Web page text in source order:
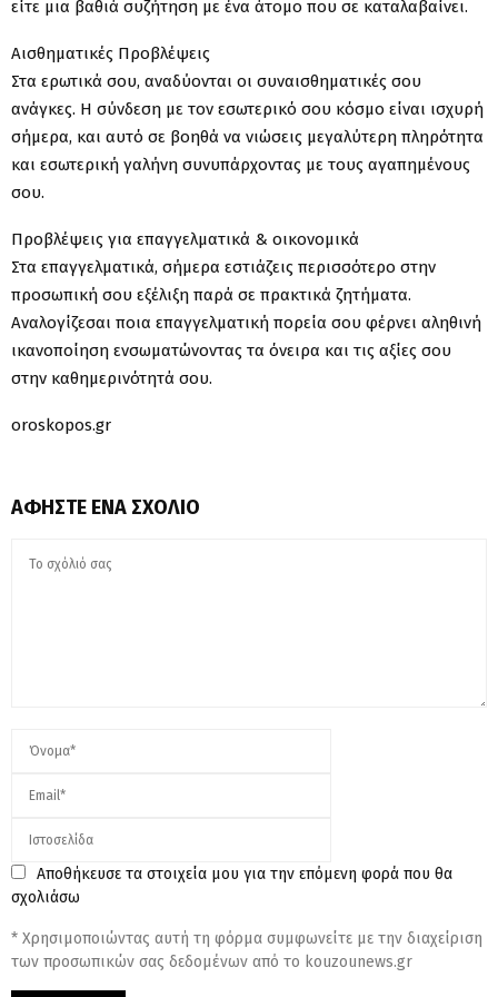
είτε μια βαθιά συζήτηση με ένα άτομο που σε καταλαβαίνει.
Αισθηματικές Προβλέψεις
Στα ερωτικά σου, αναδύονται οι συναισθηματικές σου
ανάγκες. Η σύνδεση με τον εσωτερικό σου κόσμο είναι ισχυρή
σήμερα, και αυτό σε βοηθά να νιώσεις μεγαλύτερη πληρότητα
και εσωτερική γαλήνη συνυπάρχοντας με τους αγαπημένους
σου.
Προβλέψεις για επαγγελματικά & οικονομικά
Στα επαγγελματικά, σήμερα εστιάζεις περισσότερο στην
προσωπική σου εξέλιξη παρά σε πρακτικά ζητήματα.
Αναλογίζεσαι ποια επαγγελματική πορεία σου φέρνει αληθινή
ικανοποίηση ενσωματώνοντας τα όνειρα και τις αξίες σου
στην καθημερινότητά σου.
oroskopos.gr
ΑΦΉΣΤΕ ΈΝΑ ΣΧΌΛΙΟ
Αποθήκευσε τα στοιχεία μου για την επόμενη φορά που θα
σχολιάσω
* Χρησιμοποιώντας αυτή τη φόρμα συμφωνείτε με την διαχείριση
των προσωπικών σας δεδομένων από το kouzounews.gr